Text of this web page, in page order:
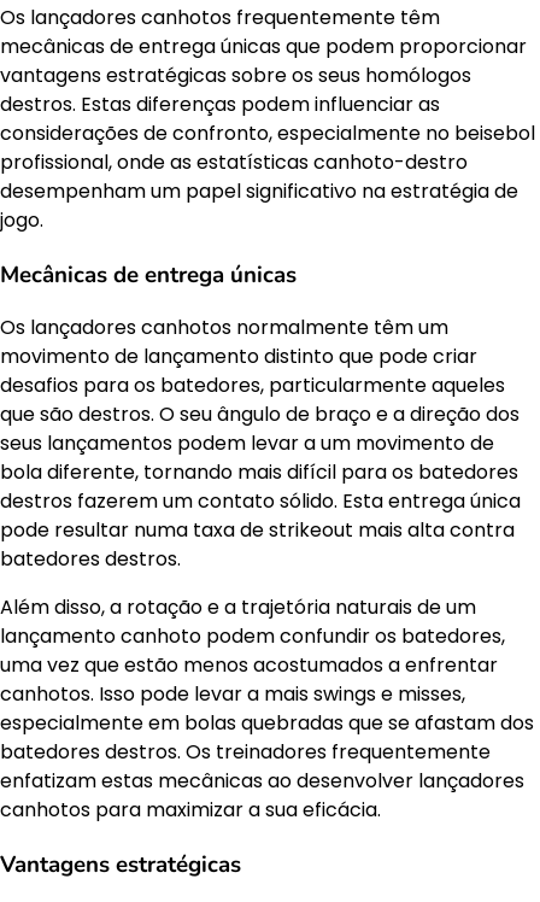
Os lançadores canhotos frequentemente têm
mecânicas de entrega únicas que podem proporcionar
vantagens estratégicas sobre os seus homólogos
destros. Estas diferenças podem influenciar as
considerações de confronto, especialmente no beisebol
profissional, onde as estatísticas canhoto-destro
desempenham um papel significativo na estratégia de
jogo.
Mecânicas de entrega únicas
Os lançadores canhotos normalmente têm um
movimento de lançamento distinto que pode criar
desafios para os batedores, particularmente aqueles
que são destros. O seu ângulo de braço e a direção dos
seus lançamentos podem levar a um movimento de
bola diferente, tornando mais difícil para os batedores
destros fazerem um contato sólido. Esta entrega única
pode resultar numa taxa de strikeout mais alta contra
batedores destros.
Além disso, a rotação e a trajetória naturais de um
lançamento canhoto podem confundir os batedores,
uma vez que estão menos acostumados a enfrentar
canhotos. Isso pode levar a mais swings e misses,
especialmente em bolas quebradas que se afastam dos
batedores destros. Os treinadores frequentemente
enfatizam estas mecânicas ao desenvolver lançadores
canhotos para maximizar a sua eficácia.
Vantagens estratégicas